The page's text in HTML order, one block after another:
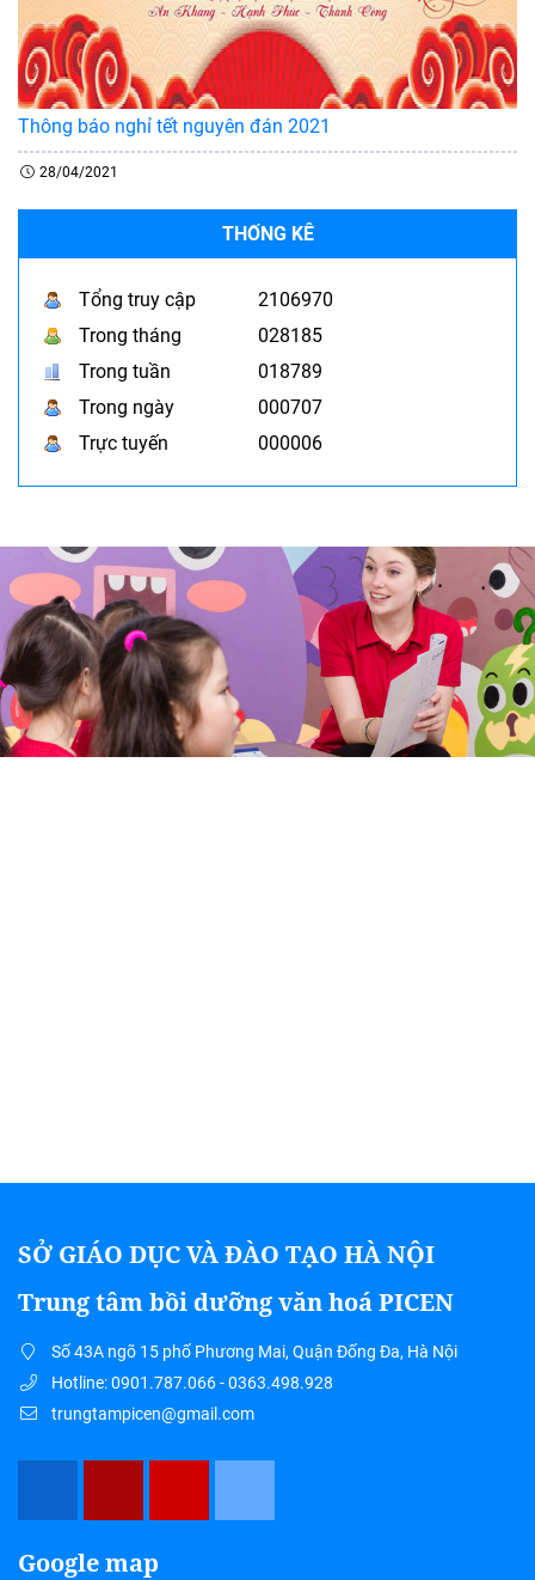
Thông báo nghỉ tết nguyên đán 2021
28/04/2021
THỐNG KÊ
Tổng truy cập
2106970
Trong tháng
028185
Trong tuần
018789
Trong ngày
000707
Trực tuyến
000006
SỞ GIÁO DỤC VÀ ĐÀO TẠO HÀ NỘI
Trung tâm bồi dưỡng văn hoá PICEN
Số 43A ngõ 15 phố Phương Mai, Quận Đống Đa, Hà Nội
Hotline: 0901.787.066 - 0363.498.928
trungtampicen@gmail.com
Google map